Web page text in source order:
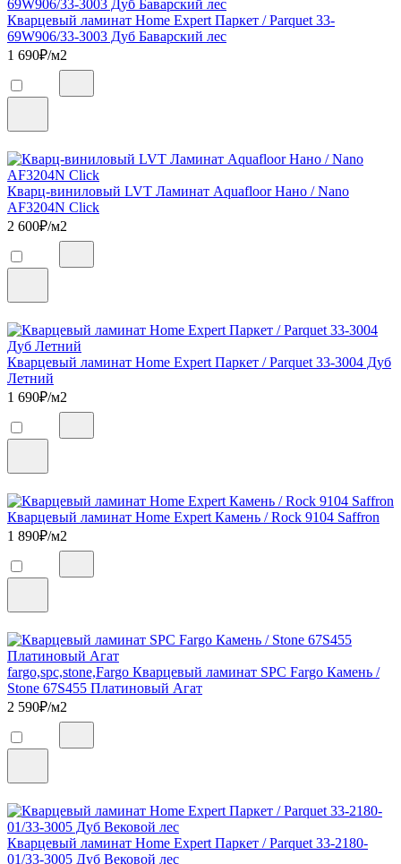
Кварцевый ламинат Home Expert Паркет / Parquet 33-
69W906/33-3003 Дуб Баварский лес
1 690₽/м2
Кварц-виниловый LVT Ламинат Aquafloor Нано / Nano
AF3204N Click
2 600₽/м2
Кварцевый ламинат Home Expert Паркет / Parquet 33-3004 Дуб
Летний
1 690₽/м2
Кварцевый ламинат Home Expert Камень / Rock 9104 Saffron
1 890₽/м2
fargo,spc,stone,Fargo Кварцевый ламинат SPC Fargo Камень /
Stone 67S455 Платиновый Агат
2 590₽/м2
Кварцевый ламинат Home Expert Паркет / Parquet 33-2180-
01/33-3005 Дуб Вековой лес